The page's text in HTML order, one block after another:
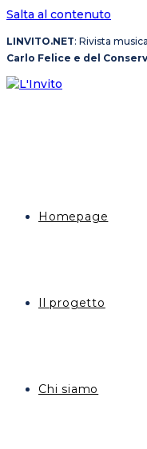
Salta al contenuto
LINVITO.NET: Rivista
Carlo Felice e del
Homepage
Il progetto
Chi siamo